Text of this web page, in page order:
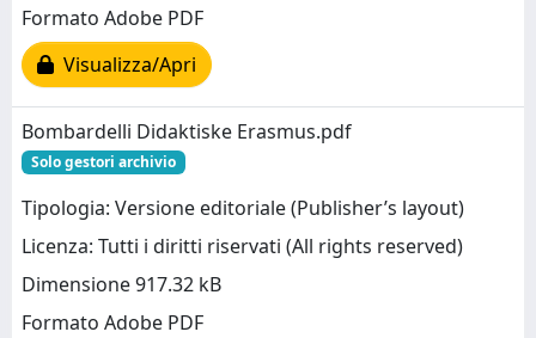
Formato Adobe PDF
Visualizza/Apri
Bombardelli Didaktiske Erasmus.pdf
Solo gestori archivio
Tipologia: Versione editoriale (Publisher’s layout)
Licenza: Tutti i diritti riservati (All rights reserved)
Dimensione 917.32 kB
Formato Adobe PDF